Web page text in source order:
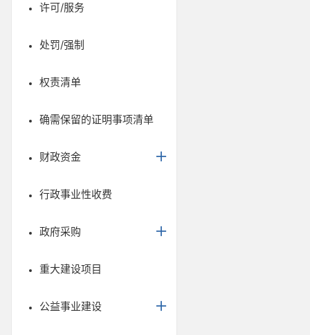
许可/服务
处罚/强制
权责清单
确需保留的证明事项清单
财政资金
行政事业性收费
政府采购
重大建设项目
公益事业建设